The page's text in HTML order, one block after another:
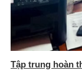
Tập trung hoàn